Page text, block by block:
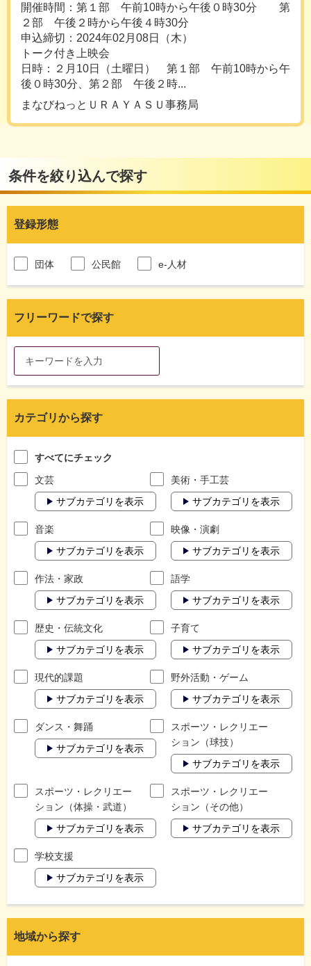
開催時間：第１部 午前10時から午後０時30分 第
２部 午後２時から午後４時30分
申込締切：2024年02月08日（木）
トーク付き上映会
日時：２月10日（土曜日） 第１部 午前10時から午
後０時30分、第２部 午後２時...
まなびねっとＵＲＡＹＡＳＵ事務局
条件を絞り込んで探す
登録形態
団体 公民館 e-人材
フリーワードで探す
カテゴリから探す
すべてにチェック
文芸
サブカテゴリを表示
美術・手工芸
サブカテゴリを表示
音楽
サブカテゴリを表示
映像・演劇
サブカテゴリを表示
作法・家政
サブカテゴリを表示
語学
サブカテゴリを表示
歴史・伝統文化
サブカテゴリを表示
子育て
サブカテゴリを表示
現代的課題
サブカテゴリを表示
野外活動・ゲーム
サブカテゴリを表示
ダンス・舞踊
サブカテゴリを表示
スポーツ・レクリエー
ション（球技）
サブカテゴリを表示
スポーツ・レクリエー
ション（体操・武道）
サブカテゴリを表示
スポーツ・レクリエー
ション（その他）
サブカテゴリを表示
学校支援
サブカテゴリを表示
地域から探す